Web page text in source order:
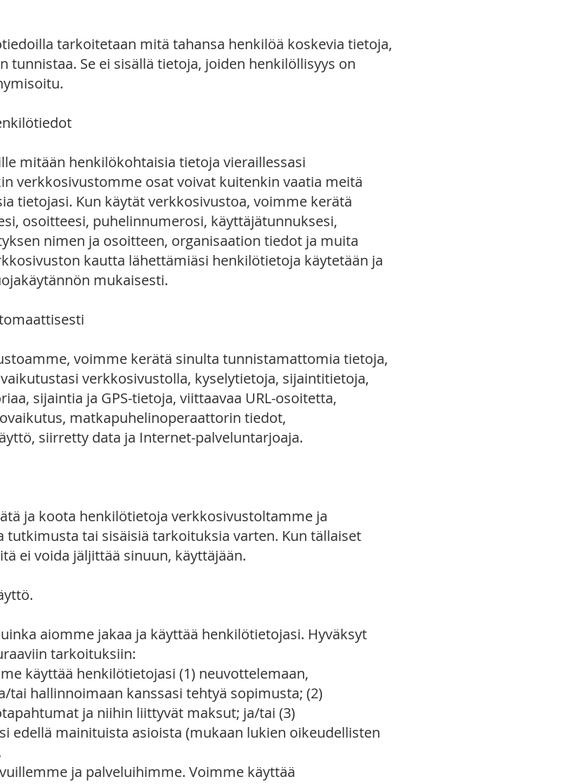
tarkoitetaan mitä tahansa henkilöä koskevia tietoja,
tunnistaa. Se ei sisällä tietoja, joiden henkilöllisyys on
mitään henkilökohtaisia tietoja vieraillessasi
verkkosivustomme osat voivat kuitenkin vaatia meitä
tietojasi. Kun käytät verkkosivustoa, voimme kerätä
osoitteesi, puhelinnumerosi, käyttäjätunnuksesi,
nimen ja osoitteen, organisaation tiedot ja muita
kautta lähettämiäsi henkilötietoja käytetään ja
mukaisesti.
voimme kerätä sinulta tunnistamattomia tietoja,
verkkosivustolla, kyselytietoja, sijaintitietoja,
sijaintia ja GPS-tietoja, viittaavaa URL-osoitetta,
matkapuhelinoperaattorin tiedot,
siirretty data ja Internet-palveluntarjoaja.
ja koota henkilötietoja verkkosivustoltamme ja
tutkimusta tai sisäisiä tarkoituksia varten. Kun tällaiset
ei voida jäljittää sinuun, käyttäjään.
aiomme jakaa ja käyttää henkilötietojasi. Hyväksyt
tarkoituksiin:
käyttää henkilötietojasi (1) neuvottelemaan,
tai hallinnoimaan kanssasi tehtyä sopimusta; (2)
ja niihin liittyvät maksut; ja/tai (3)
edellä mainituista asioista (mukaan lukien oikeudellisten
ja palveluihimme. Voimme käyttää